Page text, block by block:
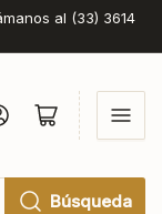
al (33) 3614
Búsqueda
sesiónAbrir cesta pequeña